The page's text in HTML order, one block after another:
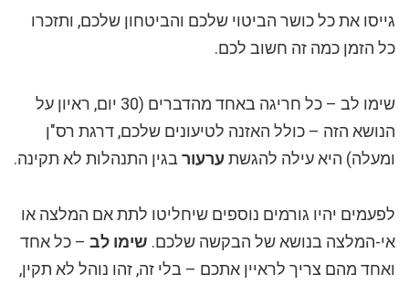
גייסו את כל כושר הביטוי שלכם והביטחון שלכם, ותזכרו
כל הזמן כמה זה חשוב לכם.
שימו לב – כל חריגה באחד מהדברים (30 יום, ראיון על
הנושא הזה – כולל האזנה לטיעונים שלכם, דרגת רס"ן
ומעלה) היא עילה להגשתערעור בגין התנהלות לא תקינה.
לפעמים יהיו גורמים נוספים שיחליטו לתת אם המלצה או
אי-המלצה בנושא של הבקשה שלכם. שימו לב – כל אחד
ואחד מהם צריך לראיין אתכם – בלי זה, זהו נוהל לא תקין,